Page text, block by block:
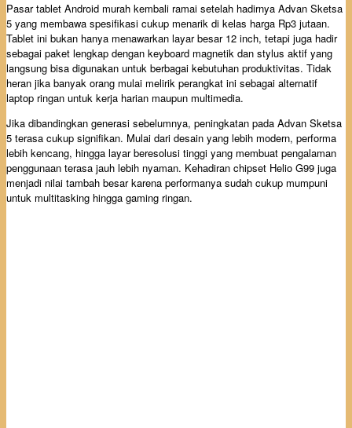
Pasar tablet Android murah kembali ramai setelah hadirnya Advan Sketsa
5 yang membawa spesifikasi cukup menarik di kelas harga Rp3 jutaan.
Tablet ini bukan hanya menawarkan layar besar 12 inch, tetapi juga hadir
sebagai paket lengkap dengan keyboard magnetik dan stylus aktif yang
langsung bisa digunakan untuk berbagai kebutuhan produktivitas. Tidak
heran jika banyak orang mulai melirik perangkat ini sebagai alternatif
laptop ringan untuk kerja harian maupun multimedia.
Jika dibandingkan generasi sebelumnya, peningkatan pada Advan Sketsa
5 terasa cukup signifikan. Mulai dari desain yang lebih modern, performa
lebih kencang, hingga layar beresolusi tinggi yang membuat pengalaman
penggunaan terasa jauh lebih nyaman. Kehadiran chipset Helio G99 juga
menjadi nilai tambah besar karena performanya sudah cukup mumpuni
untuk multitasking hingga gaming ringan.